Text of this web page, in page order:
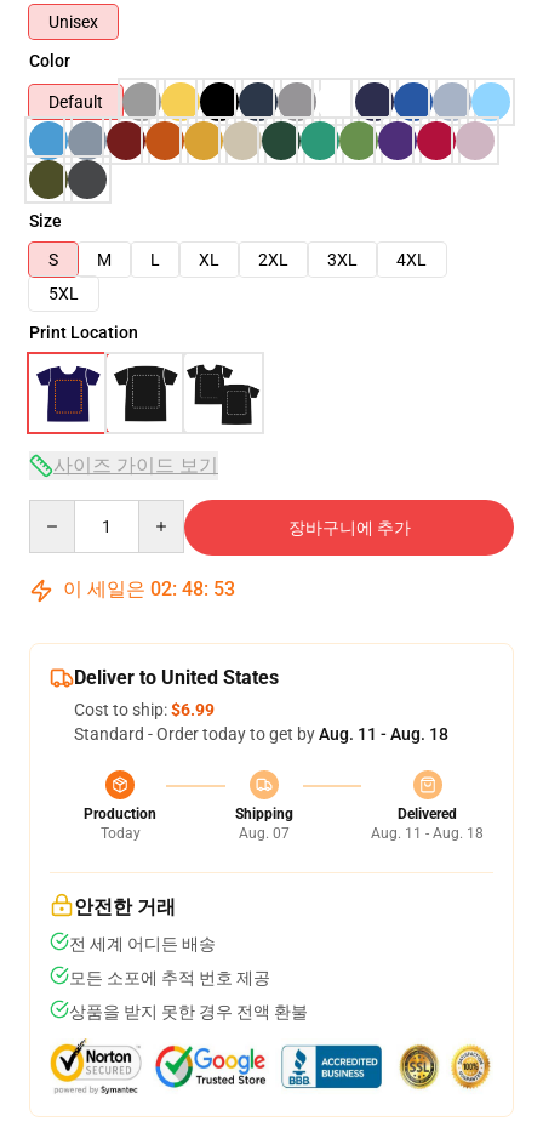
Unisex
Color
Default
Size
S
M L XL 2XL 3XL
4XL
5XL
Print Location
사이즈 가이드 보기
장바구니에 추가
이 세일은 02: 48: 52
Deliver to United States
Cost to ship:$6.99
Standard - Order today to get byAug. 11 - Aug. 18
Production
Today
Shipping
Aug. 07
Delivered
Aug. 11 - Aug. 18
안전한 거래
전 세계 어디든 배송
모든 소포에 추적 번호 제공
상품을 받지 못한 경우 전액 환불